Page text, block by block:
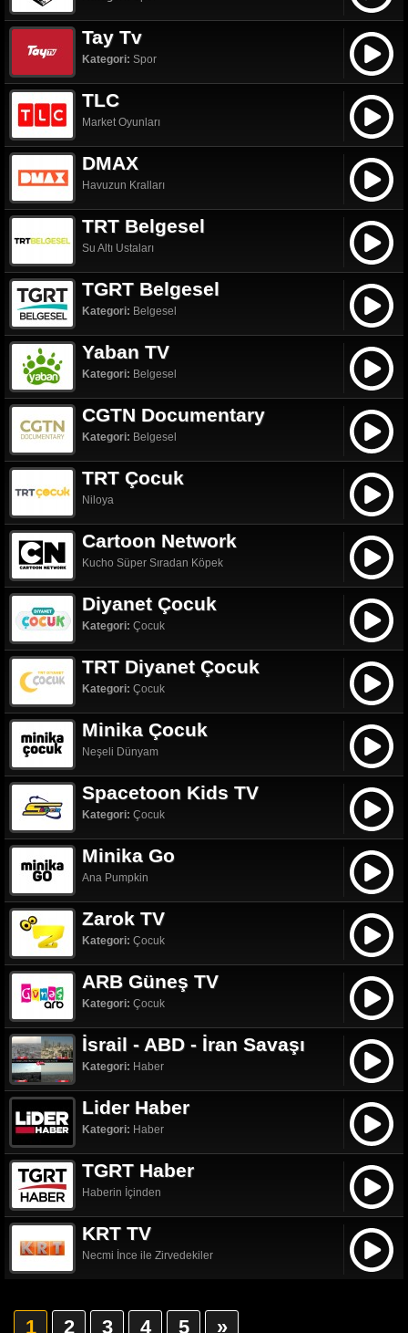
Tay Tv
Kategori: Spor
TLC
Market Oyunları
DMAX
Havuzun Kralları
TRT Belgesel
Su Altı Ustaları
TGRT Belgesel
Kategori: Belgesel
Yaban TV
Kategori: Belgesel
CGTN Documentary
Kategori: Belgesel
TRT Çocuk
Niloya
Cartoon Network
Kucho Süper Sıradan Köpek
Diyanet Çocuk
Kategori: Çocuk
TRT Diyanet Çocuk
Kategori: Çocuk
Minika Çocuk
Neşeli Dünyam
Spacetoon Kids TV
Kategori: Çocuk
Minika Go
Ana Pumpkin
Zarok TV
Kategori: Çocuk
ARB Güneş TV
Kategori: Çocuk
İsrail - ABD - İran Savaşı
Kategori: Haber
Lider Haber
Kategori: Haber
TGRT Haber
Haberin İçinden
KRT TV
Necmi İnce ile Zirvedekiler
1 2 3 4 5 »